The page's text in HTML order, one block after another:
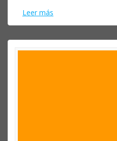
Leer más